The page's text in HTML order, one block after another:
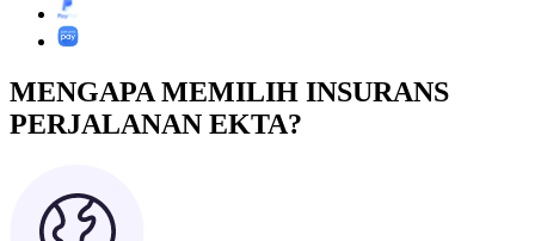
MENGAPA MEMILIH INSURANS
PERJALANAN EKTA?